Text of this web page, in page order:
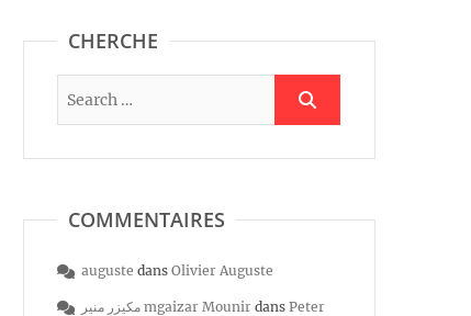
CHERCHE
COMMENTAIRES
auguste dans Olivier Auguste
مكيزر منير mgaizar Mounir dans Peter